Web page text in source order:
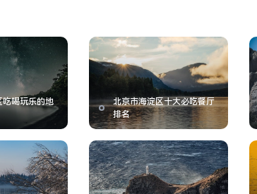
吃喝玩乐的地
北京市海淀区十大必吃餐厅
排名